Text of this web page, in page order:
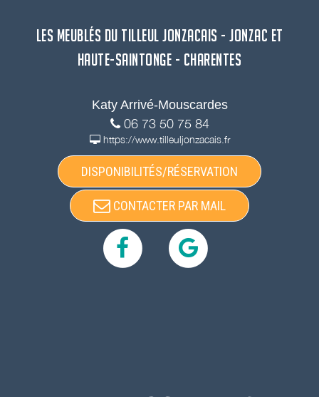
LES MEUBLÉS DU TILLEUL JONZACAIS - JONZAC ET
HAUTE-SAINTONGE - CHARENTES
Katy Arrivé-Mouscardes
06 73 50 75 84
https://www.tilleuljonzacais.fr
DISPONIBILITÉS/RÉSERVATION
CONTACTER PAR MAIL